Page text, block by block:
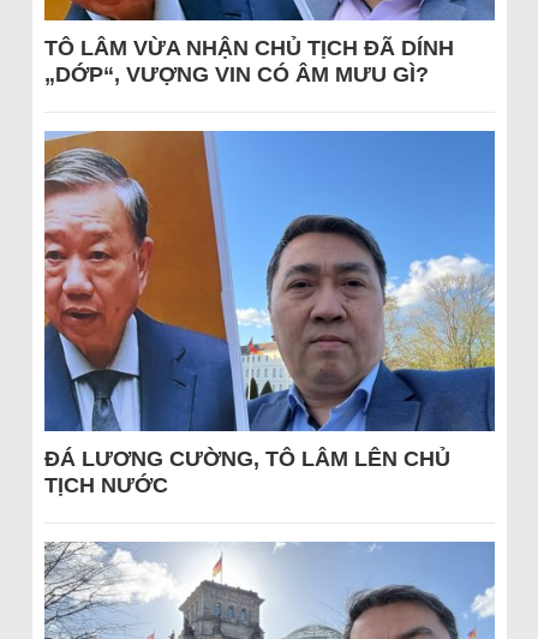
TÔ LÂM VỪA NHẬN CHỦ TỊCH ĐÃ DÍNH
„DỚP“, VƯỢNG VIN CÓ ÂM MƯU GÌ?
ĐÁ LƯƠNG CƯỜNG, TÔ LÂM LÊN CHỦ
TỊCH NƯỚC